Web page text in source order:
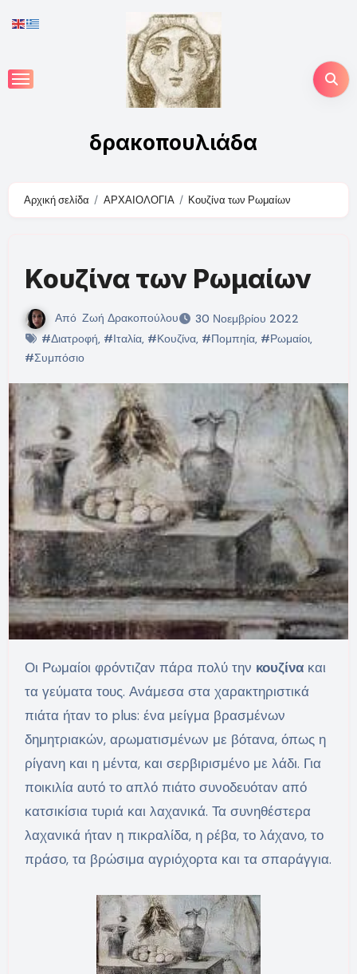
to
δρακοπουλιάδα
Αρχική σελίδα ΑΡΧΑΙΟΛΟΓΙΑ Κουζίνα των Ρωμαίων
Κουζίνα των Ρωμαίων
Από Ζωή Δρακοπούλου
30 Νοεμβρίου 2022
#Διατροφή, #Ιταλία, #Κουζίνα, #Πομπηία, #Ρωμαίοι,
#Συμπόσιο
Οι Ρωμαίοι φρόντιζαν πάρα πολύ την κουζίνακαι
τα γεύματα τους. Ανάμεσα στα χαρακτηριστικά
πιάτα ήταν το plus: ένα μείγμα βρασμένων
δημητριακών, αρωματισμένων με βότανα, όπως η
ρίγανη και η μέντα, και σερβιρισμένο με λάδι. Για
ποικιλία αυτό το απλό πιάτο συνοδευόταν από
κατσικίσια τυριά και λαχανικά. Τα συνηθέστερα
λαχανικά ήταν η πικραλίδα, η ρέβα, το λάχανο, το
πράσο, τα βρώσιμα αγριόχορτα και τα σπαράγγια.